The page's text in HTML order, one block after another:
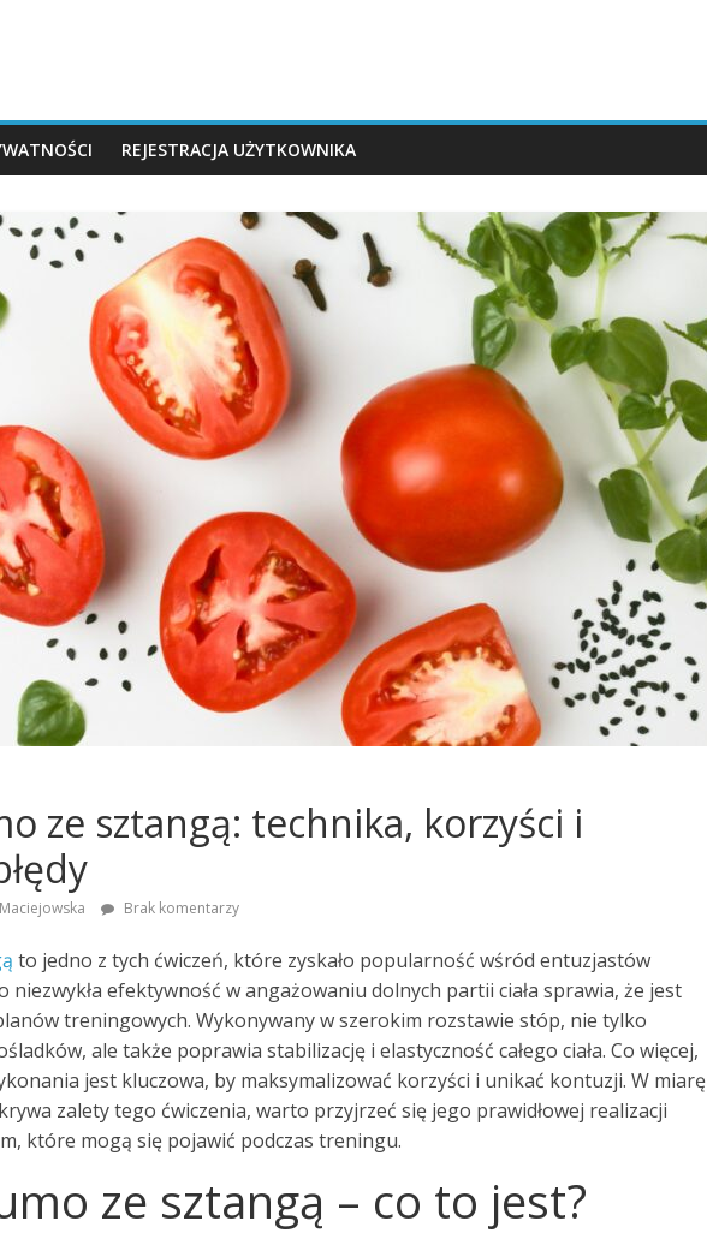
REJESTRACJA UŻYTKOWNIKA
ze sztangą: technika, korzyści i
Brak komentarzy
to jedno z tych ćwiczeń, które zyskało popularność wśród entuzjastów
niezwykła efektywność w angażowaniu dolnych partii ciała sprawia, że jest
treningowych. Wykonywany w szerokim rozstawie stóp, nie tylko
ale także poprawia stabilizację i elastyczność całego ciała. Co więcej,
jest kluczowa, by maksymalizować korzyści i unikać kontuzji. W miarę
zalety tego ćwiczenia, warto przyjrzeć się jego prawidłowej realizacji
które mogą się pojawić podczas treningu.
ze sztangą – co to jest?